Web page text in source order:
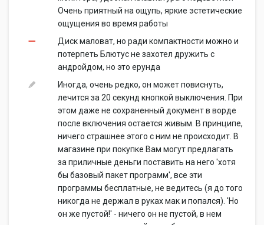
Очень приятный на ощупь, яркие эстетические
ощущения во время работы
Диск маловат, но ради компактности можно и
потерпеть Блютус не захотел дружить с
андройдом, но это ерунда
Иногда, очень редко, он может повиснуть,
лечится за 20 секунд кнопкой выключения. При
этом даже не сохраненный документ в ворде
после включения остается живым. В принципе,
ничего страшнее этого с ним не происходит. В
магазине при покупке Вам могут предлагать
за приличные деньги поставить на него 'хотя
бы базовый пакет программ', все эти
программы бесплатные, не ведитесь (я до того
никогда не держал в руках мак и попался). 'Но
он же пустой!' - ничего он не пустой, в нем